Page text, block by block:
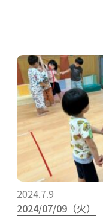
2024.7.9
2024/07/09（火）